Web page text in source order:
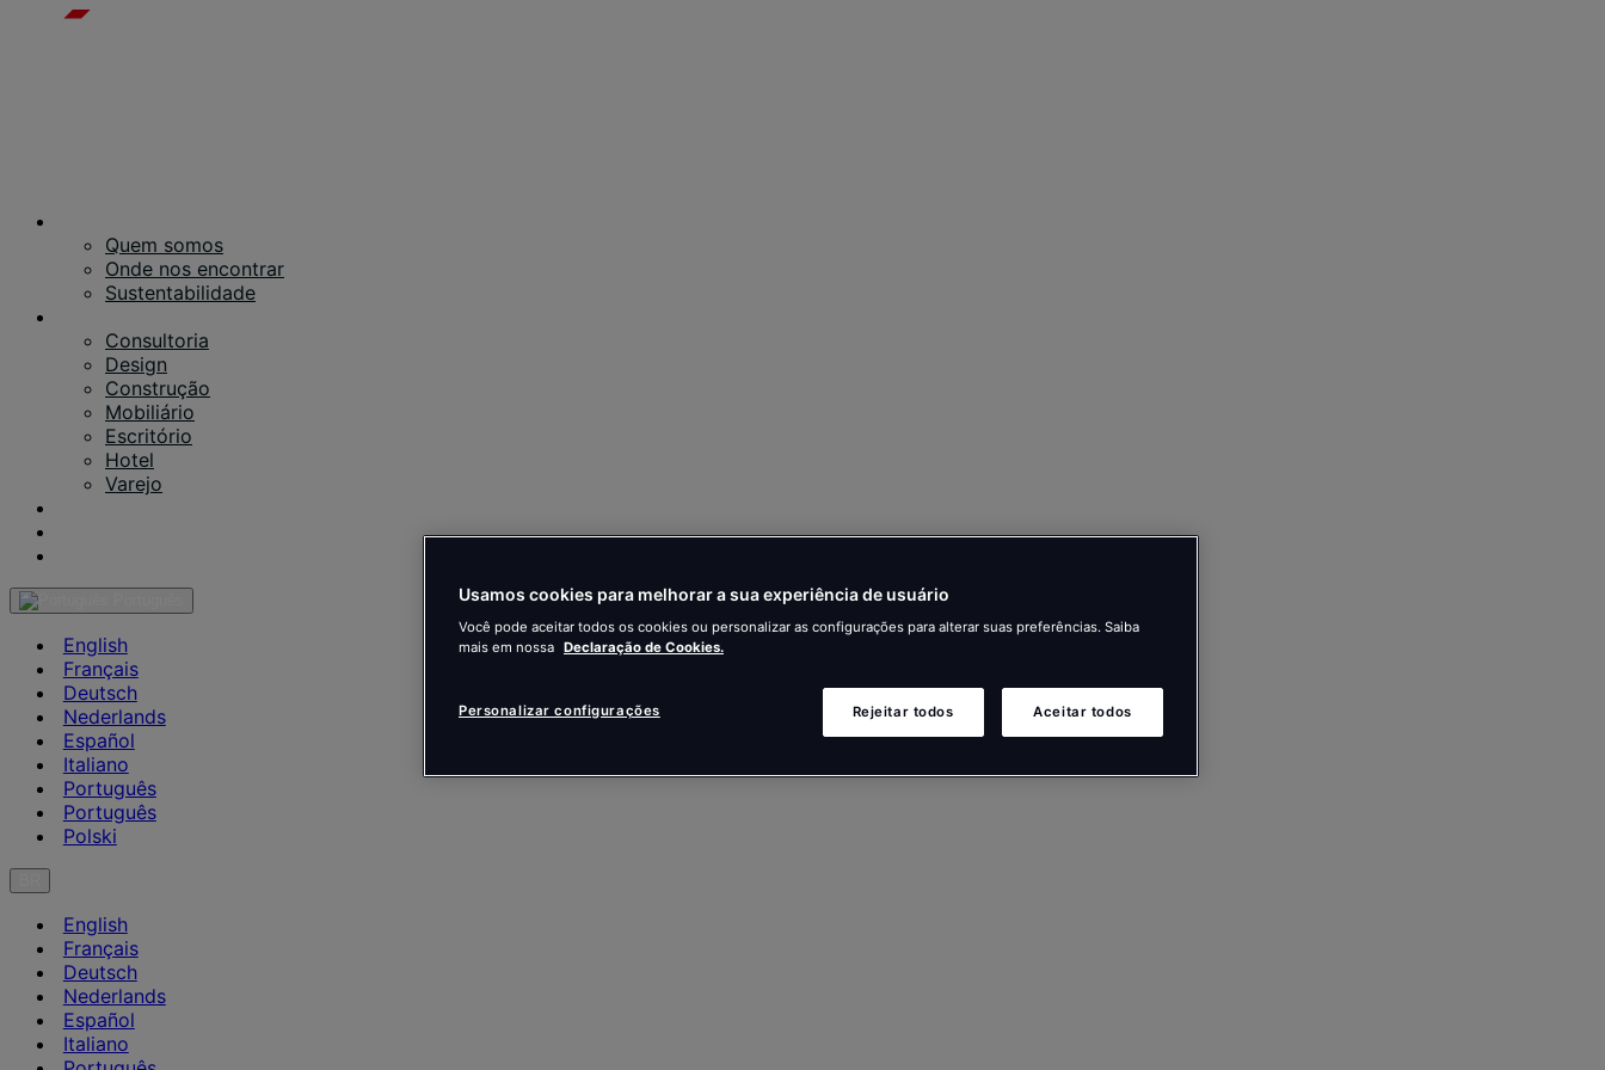
Quem somos
Onde nos encontrar
Sustentabilidade
Consultoria
Design
Construção
Mobiliário
Escritório
Hotel
Varejo
English
Français
Deutsch
Nederlands
Español
Italiano
Português
Português
Polski
English
Français
Deutsch
Nederlands
Español
Italiano
Usamos cookies para melhorar a sua experiência de usuário
Você pode aceitar todos os cookies ou personalizar as configurações para alterar suas preferências. Saiba
mais em nossa Declaração de Cookies.
Rejeitar todos Aceitar todos
Personalizar configurações